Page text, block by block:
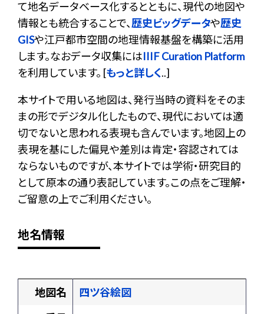
て地名データベース化するとともに、現代の地図や
情報とも統合することで、歴史ビッグデータや歴史
GISや江戸都市空間の地理情報基盤を構築に活用
します。なおデータ収集にはIIIF Curation Platform
を利用しています。 [もっと詳しく..]
本サイトで用いる地図は、発行当時の資料をそのま
まの形でデジタル化したもので、現代においては適
切でないと思われる表現も含んでいます。地図上の
表現を基にした偏見や差別は肯定・容認されては
ならないものですが、本サイトでは学術・研究目的
として原本の通り表記しています。この点をご理解・
ご留意の上でご利用ください。
地名情報
地図名
四ツ谷絵図